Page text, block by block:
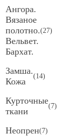
Ангора.
Вязаное
полотно.
Вельвет.
Бархат.
(27)
Замша.
Кожа
(14)
Курточные
ткани
(7)
Неопрен(7)